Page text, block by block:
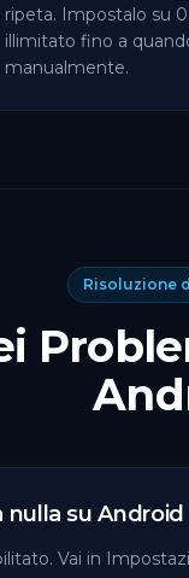
ripeta. Impostalo su
illimitato fino a
manualmente.
Risoluzione
su Android
Vai in